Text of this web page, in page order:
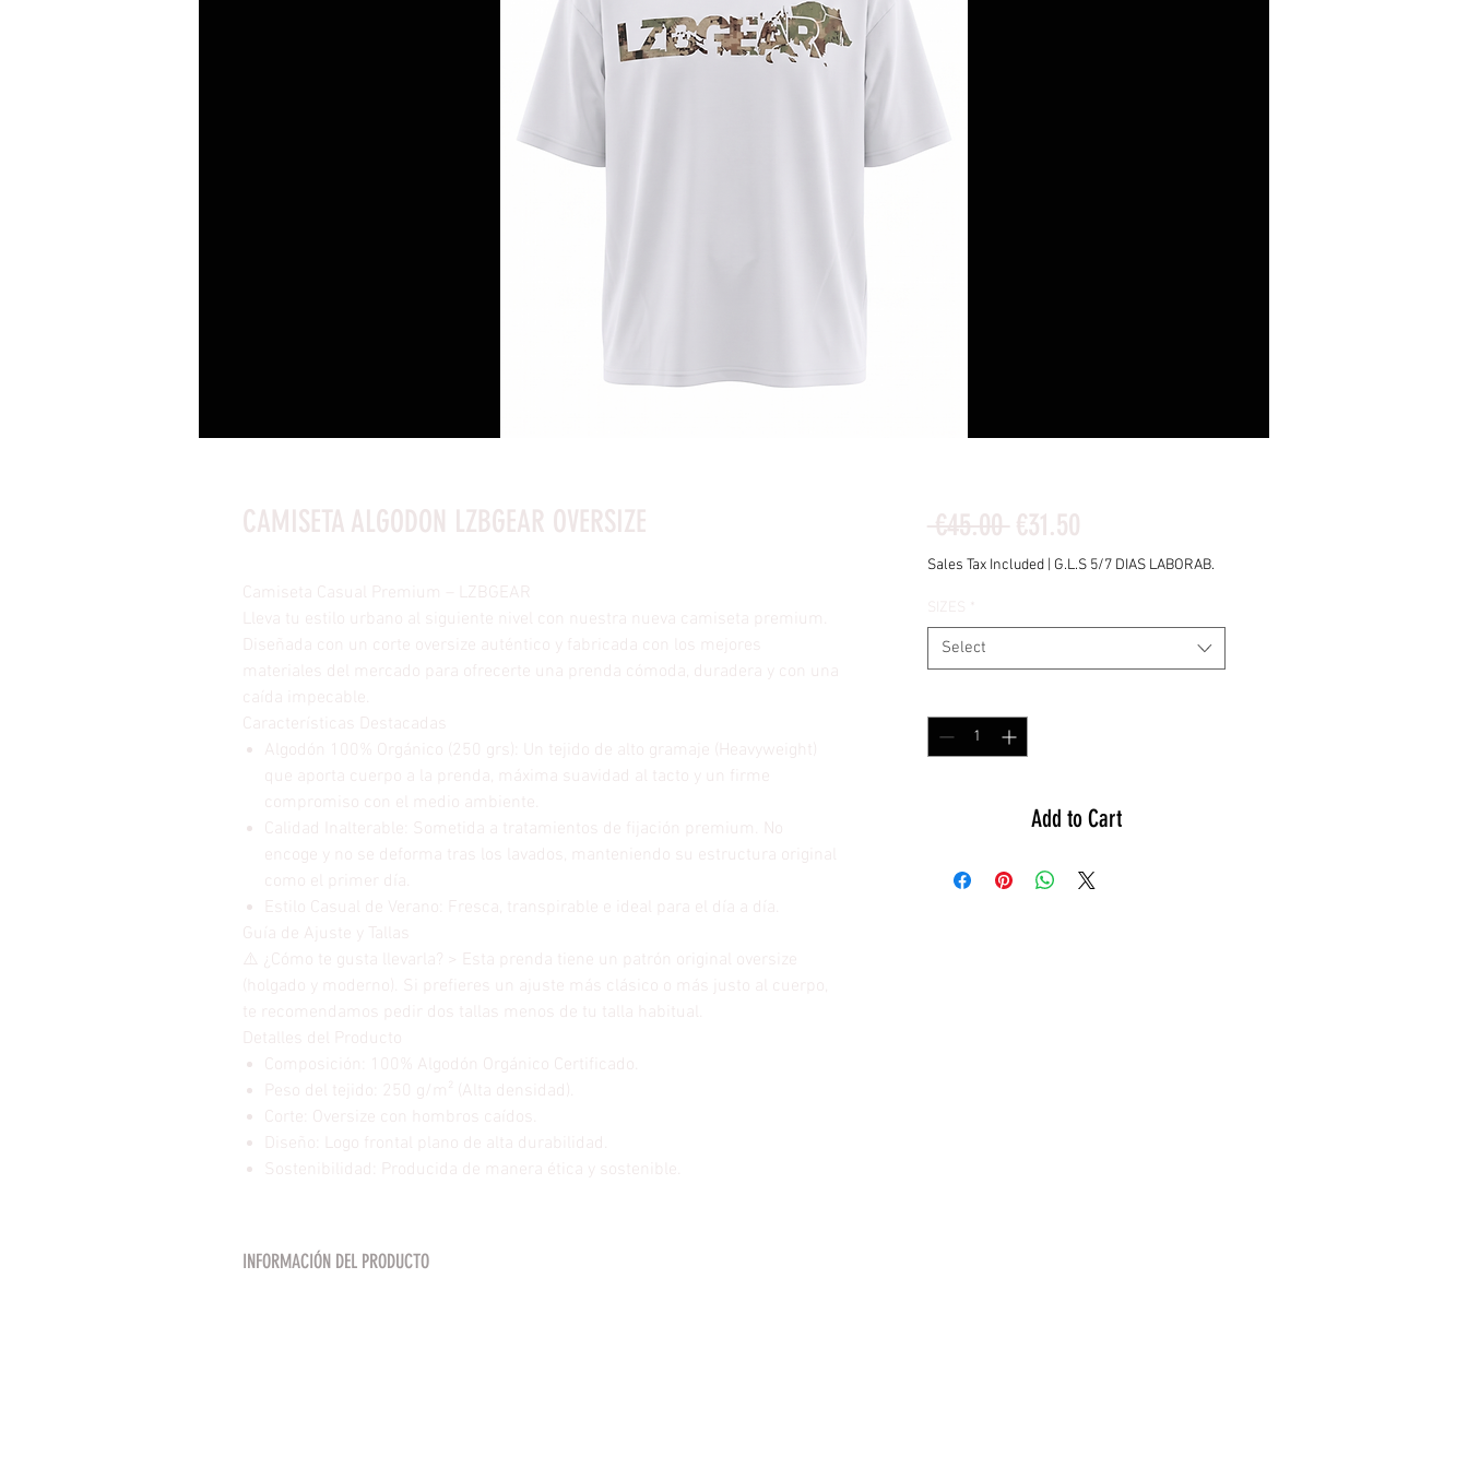
CAMISETA ALGODON LZBGEAR OVERSIZE
Camiseta Casual Premium – LZBGEAR
Lleva tu estilo urbano al siguiente nivel con nuestra nueva camiseta premium.
Diseñada con un corte oversize auténtico y fabricada con los mejores
materiales del mercado para ofrecerte una prenda cómoda, duradera y con una
caída impecable.
Características Destacadas
Algodón 100% Orgánico (250 grs): Un tejido de alto gramaje (Heavyweight)
que aporta cuerpo a la prenda, máxima suavidad al tacto y un firme
compromiso con el medio ambiente.
Calidad Inalterable: Sometida a tratamientos de fijación premium. No
encoge y no se deforma tras los lavados, manteniendo su estructura original
como el primer día.
Estilo Casual de Verano: Fresca, transpirable e ideal para el día a día.
Guía de Ajuste y Tallas
⚠️ ¿Cómo te gusta llevarla? > Esta prenda tiene un patrón original oversize
(holgado y moderno). Si prefieres un ajuste más clásico o más justo al cuerpo,
te recomendamos pedir dos tallas menos de tu talla habitual.
Detalles del Producto
Composición: 100% Algodón Orgánico Certificado.
Peso del tejido: 250 g/m² (Alta densidad).
Corte: Oversize con hombros caídos.
Diseño: Logo frontal plano de alta durabilidad.
Sostenibilidad: Producida de manera ética y sostenible.
INFORMACIÓN DEL PRODUCTO
€45.00 Regular
Price
€31.50Sale
Price
Sales Tax Included| G.L.S 5/7 DIAS LABORAB.
SIZES *
Select
Add to Cart